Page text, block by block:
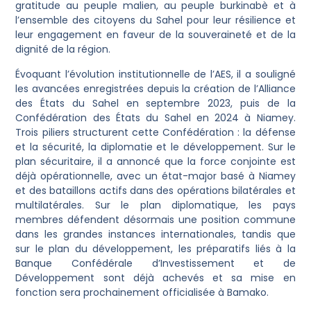
gratitude au peuple malien, au peuple burkinabè et à
l’ensemble des citoyens du Sahel pour leur résilience et
leur engagement en faveur de la souveraineté et de la
dignité de la région.
Évoquant l’évolution institutionnelle de l’AES, il a souligné
les avancées enregistrées depuis la création de l’Alliance
des États du Sahel en septembre 2023, puis de la
Confédération des États du Sahel en 2024 à Niamey.
Trois piliers structurent cette Confédération : la défense
et la sécurité, la diplomatie et le développement. Sur le
plan sécuritaire, il a annoncé que la force conjointe est
déjà opérationnelle, avec un état-major basé à Niamey
et des bataillons actifs dans des opérations bilatérales et
multilatérales. Sur le plan diplomatique, les pays
membres défendent désormais une position commune
dans les grandes instances internationales, tandis que
sur le plan du développement, les préparatifs liés à la
Banque Confédérale d’Investissement et de
Développement sont déjà achevés et sa mise en
fonction sera prochainement officialisée à Bamako.